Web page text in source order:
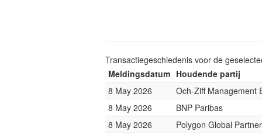
Transactiegeschiedenis voor de
Meldingsdatum Houdende partij
8 May 2026
Och-Ziff Management
8 May 2026
BNP Paribas
8 May 2026
Polygon Global